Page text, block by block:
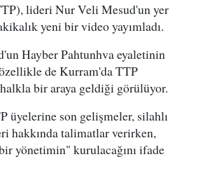
lideri Nur Veli Mesud'un yer
yeni bir video yayımladı.
Hayber Pahtunhva eyaletinin
de Kurram'da TTP
bir araya geldiği görülüyor.
üyelerine son gelişmeler, silahlı
hakkında talimatlar verirken,
yönetimin" kurulacağını ifade